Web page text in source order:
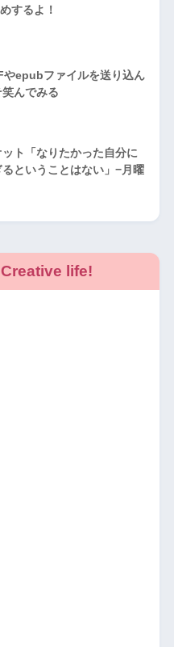
するよ！
epubファイルを送り込ん
んでみる
ト「なりたかった自分に
ということはない」−月曜
life!